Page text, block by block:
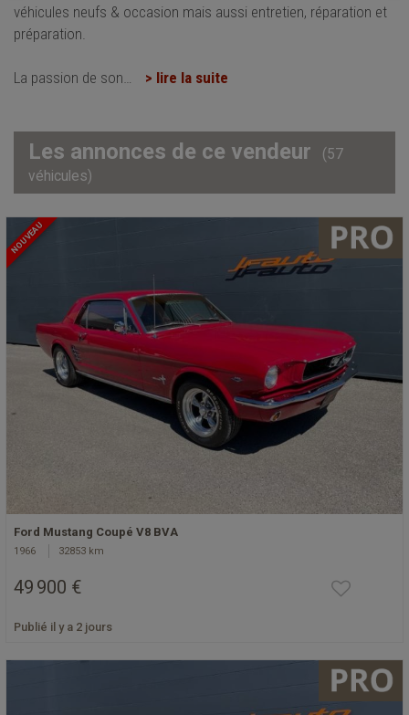
véhicules neufs & occasion mais aussi entretien, réparation et
préparation.
La passion de son > lire la suite
Les annonces de ce vendeur
(57
véhicules)
NOUVEAU
Ford Mustang Coupé V8 BVA
1966 32853 km
49 900 €
Publié il y a 2 jours